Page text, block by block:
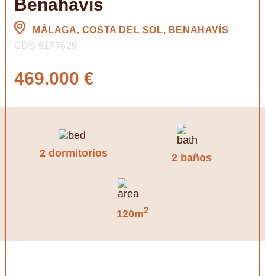
Benahavís
MÁLAGA, COSTA DEL SOL, BENAHAVÍS
CDS 5177629
469.000 €
2 dormitorios 2 baños
120m2